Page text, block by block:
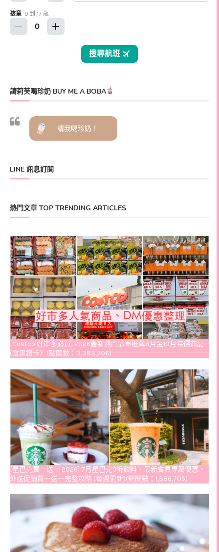
請莉芙喝珍奶 BUY ME A BOBA
請我喝珍奶！
LINE 訊息訂閱
熱門文章 TOP TRENDING ARTICLES
[Costco 好市多必買] 2026最新熱門清單推薦8月至10月特價商品
(含黑鑽卡）(點閱數：3,383,706)
[星巴克買一送一 2026] 7月星巴克5折飲料、最新會員專屬優惠、
外送促銷買一送一完整攻略 (每週更新)(點閱數：1,386,705)